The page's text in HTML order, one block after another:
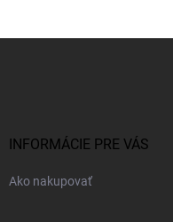
INFORMÁCIE PRE VÁS
Ako nakupovať